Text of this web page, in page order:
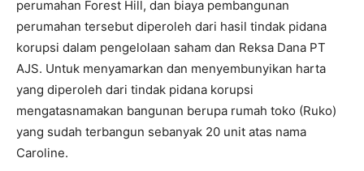
perumahan Forest Hill, dan biaya pembangunan
perumahan tersebut diperoleh dari hasil tindak pidana
korupsi dalam pengelolaan saham dan Reksa Dana PT
AJS. Untuk menyamarkan dan menyembunyikan harta
yang diperoleh dari tindak pidana korupsi
mengatasnamakan bangunan berupa rumah toko (Ruko)
yang sudah terbangun sebanyak 20 unit atas nama
Caroline.